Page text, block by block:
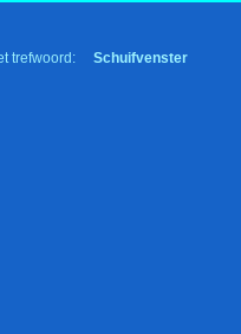
trefwoord: Schuifvenster